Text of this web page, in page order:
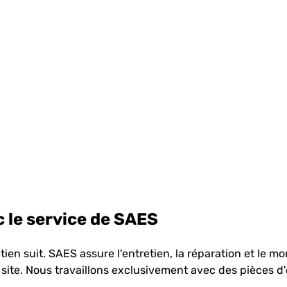
service de SAES
suit. SAES assure l'entretien, la réparation et le
Nous travaillons exclusivement avec des pièces